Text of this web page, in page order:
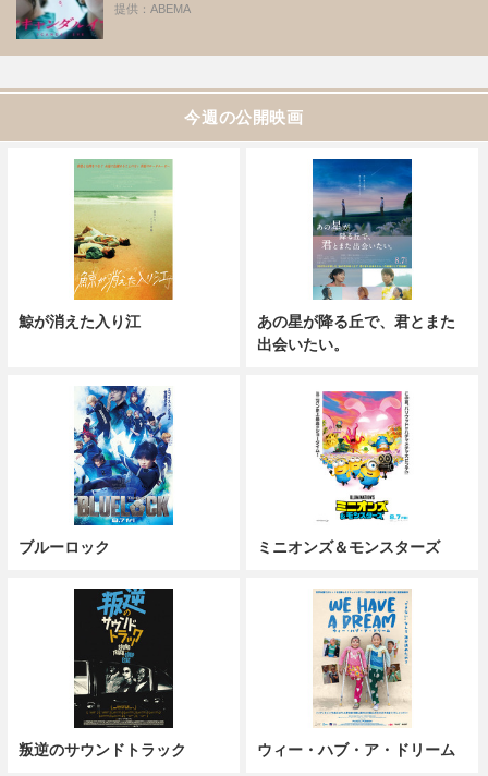
提供：ABEMA
今週の公開映画
鯨が消えた入り江
あの星が降る丘で、君とまた
出会いたい。
ブルーロック ミニオンズ＆モンスターズ
叛逆のサウンドトラック ウィー・ハブ・ア・ドリーム